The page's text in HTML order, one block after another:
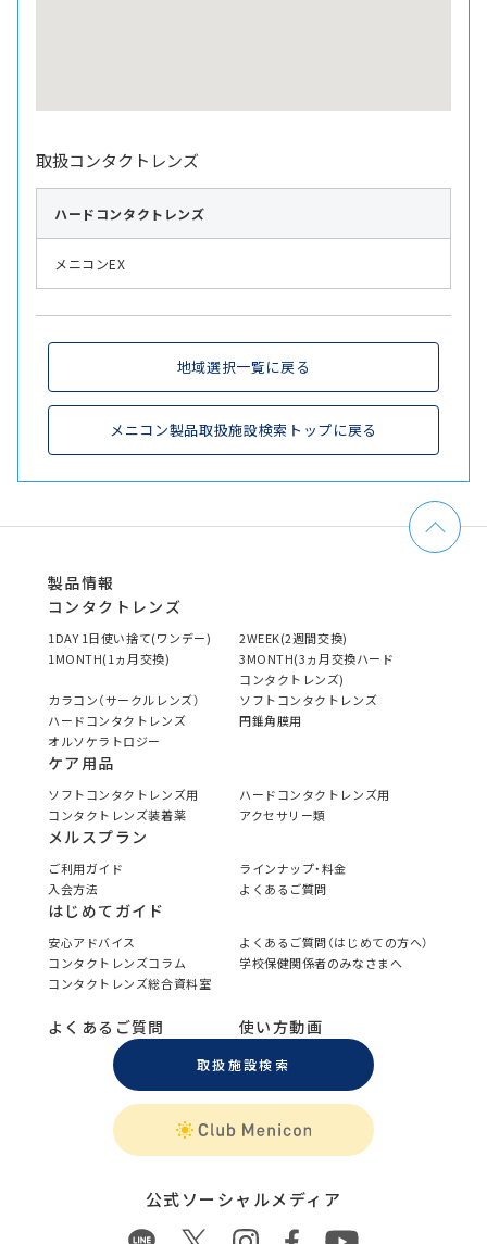
取扱コンタクトレンズ
ハード コンタクトレンズ
メニコンEX
地域選択一覧に戻る
メニコン製品取扱施設検索トップに戻る
製品情報
コンタクトレンズ
1DAY 1日使い捨て(ワンデー)
2WEEK(2週間交換)
1MONTH(1ヵ月交換)
3MONTH(3ヵ月交換ハード
コンタクトレンズ)
カラコン（サークルレンズ）
ソフトコンタクトレンズ
ハードコンタクトレンズ
円錐角膜用
オルソケラトロジー
ケア用品
ソフトコンタクトレンズ用
ハードコンタクトレンズ用
コンタクトレンズ装着薬
アクセサリー類
メルスプラン
ご利用ガイド
ラインナップ・料金
入会方法
よくあるご質問
はじめてガイド
安心アドバイス
よくあるご質問（はじめての方へ）
コンタクトレンズコラム
学校保健関係者のみなさまへ
コンタクトレンズ総合資料室
よくあるご質問 使い方動画
取扱施設検索
公式ソーシャルメディア